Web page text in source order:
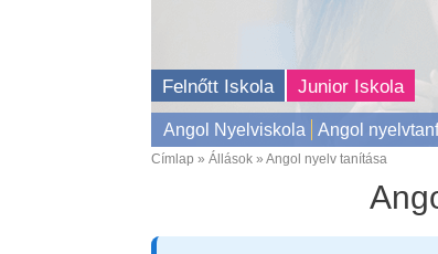
Felnőtt Iskola Junior Iskola
Angol Nyelviskola Angol
Címlap Állások Angol nyelv tanítása